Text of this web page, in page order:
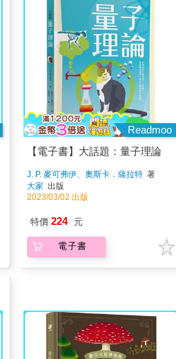
Readmoo
【電子書】大話題：量子理論
J. P. 麥可弗伊、奧斯卡．薩拉特著
大家 出版
2023/03/02 出版
特價 224 元
電子書